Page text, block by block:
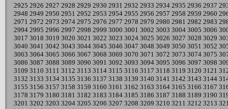
2925 2926 2927 2928 2929 2930 2931 2932 2933 2934 2935 2936 2937
2948 2949 2950 2951 2952 2953 2954 2955 2956 2957 2958 2959 2960
2971 2972 2973 2974 2975 2976 2977 2978 2979 2980 2981 2982 2983
2994 2995 2996 2997 2998 2999 3000 3001 3002 3003 3004 3005 3006
3017 3018 3019 3020 3021 3022 3023 3024 3025 3026 3027 3028 3029
3040 3041 3042 3043 3044 3045 3046 3047 3048 3049 3050 3051 3052
3063 3064 3065 3066 3067 3068 3069 3070 3071 3072 3073 3074 3075
3086 3087 3088 3089 3090 3091 3092 3093 3094 3095 3096 3097 3098
3109 3110 3111 3112 3113 3114 3115 3116 3117 3118 3119 3120 3121
3132 3133 3134 3135 3136 3137 3138 3139 3140 3141 3142 3143 3144
3155 3156 3157 3158 3159 3160 3161 3162 3163 3164 3165 3166 3167
3178 3179 3180 3181 3182 3183 3184 3185 3186 3187 3188 3189 3190
3201 3202 3203 3204 3205 3206 3207 3208 3209 3210 3211 3212 3213